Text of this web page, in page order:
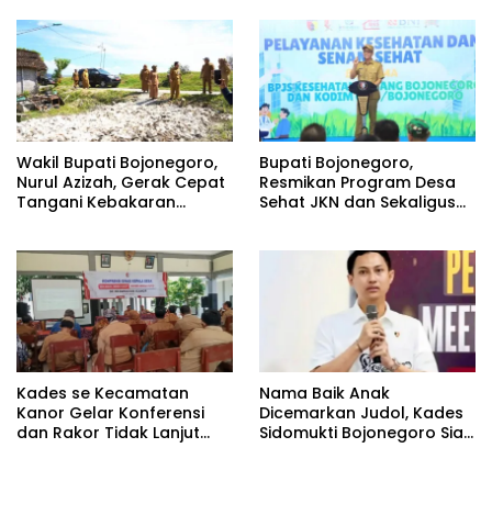
Wakil Bupati Bojonegoro,
Nurul Azizah, Gerak Cepat
Tangani Kebakaran
Bupati Bojonegoro,
Resmikan Program Desa
Sehat JKN dan Sekaligus
Kades se Kecamatan
Kanor Gelar Konferensi
dan Rakor Tidak Lanjut
Nama Baik Anak
Dicemarkan Judol, Kades
Sidomukti Bojonegoro Siap